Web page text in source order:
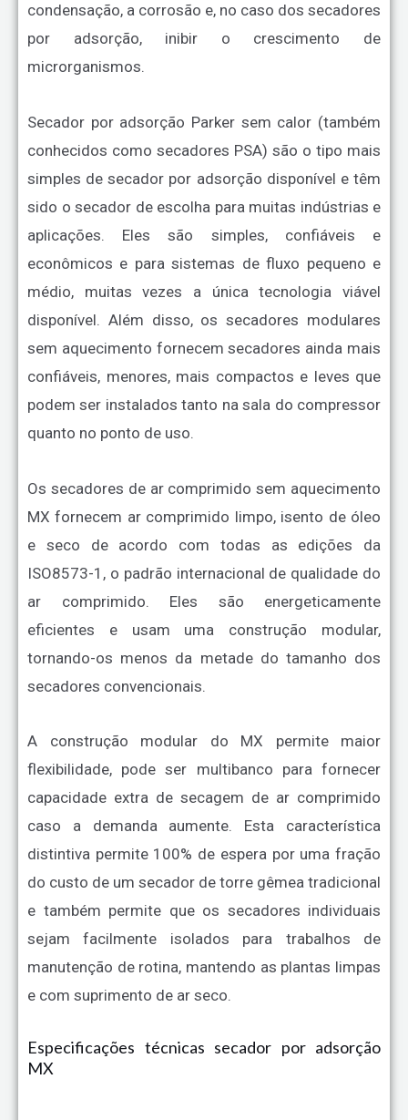
condensação, a corrosão e, no caso dos secadores
por adsorção, inibir o crescimento de
microrganismos.
Secador por adsorção Parker sem calor (também
conhecidos como secadores PSA) são o tipo mais
simples de secador por adsorção disponível e têm
sido o secador de escolha para muitas indústrias e
aplicações. Eles são simples, confiáveis ​​e
econômicos e para sistemas de fluxo pequeno e
médio, muitas vezes a única tecnologia viável
disponível. Além disso, os secadores modulares
sem aquecimento fornecem secadores ainda mais
confiáveis, menores, mais compactos e leves que
podem ser instalados tanto na sala do compressor
quanto no ponto de uso.
Os secadores de ar comprimido sem aquecimento
MX fornecem ar comprimido limpo, isento de óleo
e seco de acordo com todas as edições da
ISO8573-1, o padrão internacional de qualidade do
ar comprimido. Eles são energeticamente
eficientes e usam uma construção modular,
tornando-os menos da metade do tamanho dos
secadores convencionais.
A construção modular do MX permite maior
flexibilidade, pode ser multibanco para fornecer
capacidade extra de secagem de ar comprimido
caso a demanda aumente. Esta característica
distintiva permite 100% de espera por uma fração
do custo de um secador de torre gêmea tradicional
e também permite que os secadores individuais
sejam facilmente isolados para trabalhos de
manutenção de rotina, mantendo as plantas limpas
e com suprimento de ar seco.
Especificações técnicas secador por adsorção
MX